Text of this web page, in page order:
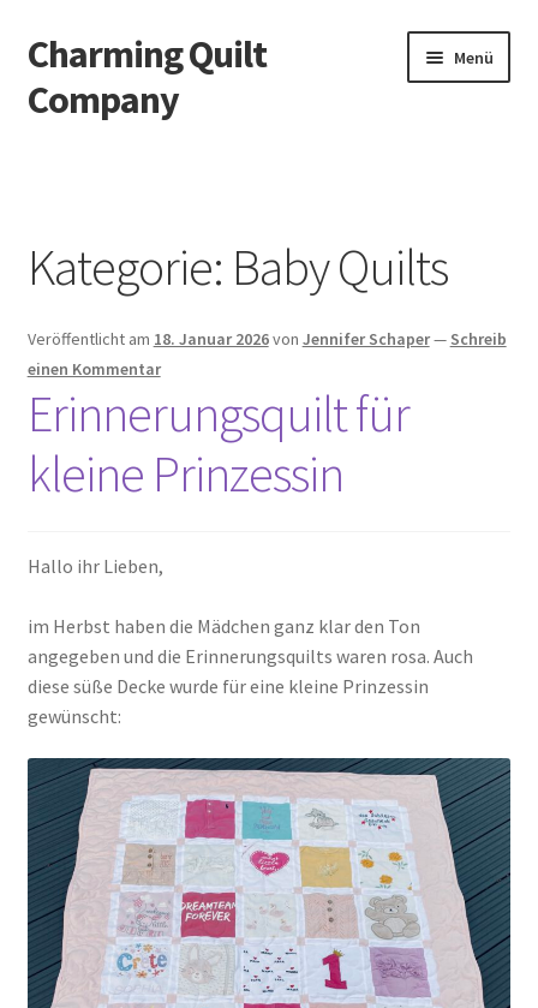
Zur
Navigation
springen
Zum
Inhalt
springen
Charming Quilt
Company
Menü
Blog
Datenschutzbelehrung
Datenschutzerklärung
Impressum
Mein Konto
Shop
Versandarten
Warenkorb
Widerrufsbelehrung
Zahlungsarten
Kategorie: Baby Quilts
Veröffentlicht am 18. Januar 2026von Jennifer Schaper— Schreib
einen Kommentar
Erinnerungsquilt für
kleine Prinzessin
Hallo ihr Lieben,
im Herbst haben die Mädchen ganz klar den Ton
angegeben und die Erinnerungsquilts waren rosa. Auch
diese süße Decke wurde für eine kleine Prinzessin
gewünscht: